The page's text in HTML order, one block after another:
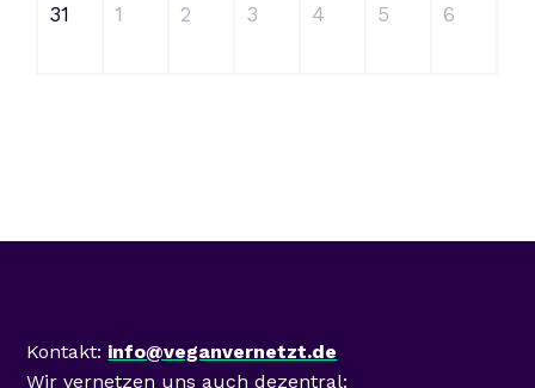
31 1 2 3 4 5 6
Kontakt: info@veganvernetzt.de
Wir vernetzen uns auch dezentral: